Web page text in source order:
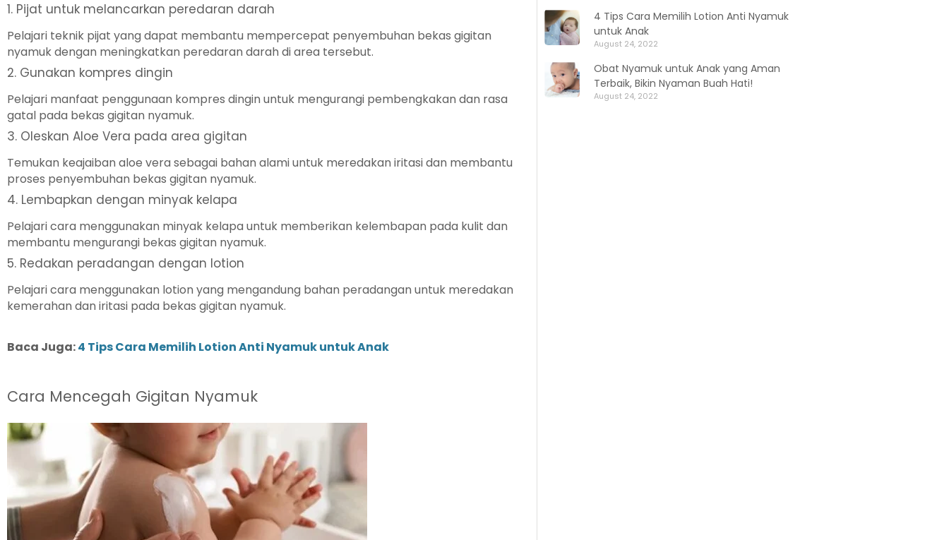
1. Pijat untuk melancarkan peredaran darah
Pelajari teknik pijat yang dapat membantu mempercepat penyembuhan bekas gigitan
nyamuk dengan meningkatkan peredaran darah di area tersebut.
2. Gunakan kompres dingin
Pelajari manfaat penggunaan kompres dingin untuk mengurangi pembengkakan dan rasa
gatal pada bekas gigitan nyamuk.
3. Oleskan Aloe Vera pada area gigitan
Temukan keajaiban aloe vera sebagai bahan alami untuk meredakan iritasi dan membantu
proses penyembuhan bekas gigitan nyamuk.
4. Lembapkan dengan minyak kelapa
Pelajari cara menggunakan minyak kelapa untuk memberikan kelembapan pada kulit dan
membantu mengurangi bekas gigitan nyamuk.
5. Redakan peradangan dengan lotion
Pelajari cara menggunakan lotion yang mengandung bahan peradangan untuk meredakan
kemerahan dan iritasi pada bekas gigitan nyamuk.
Baca Juga:4 Tips Cara Memilih Lotion Anti Nyamuk untuk Anak
Cara Mencegah Gigitan Nyamuk
4 Tips Cara Memilih Lotion Anti Nyamuk
untuk Anak
August 24, 2022
Obat Nyamuk untuk Anak yang Aman
Terbaik, Bikin Nyaman Buah Hati!
August 24, 2022